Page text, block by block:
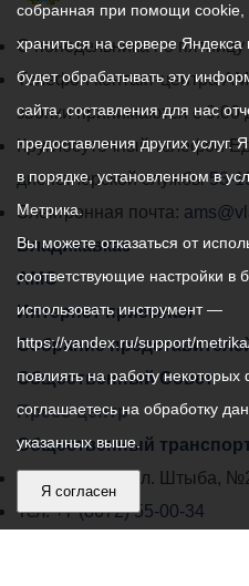
График
работы
администрации
местного
самоуправления
города
Владикавказ:
С понедельника по
Телефон контакт-центра
звонки принимаются с 9:00
Круглосуточный телефон
диспетчерской службы53-
Электронная почта:
Владикавказ
АМС
Интернет приемная
Собрание
Общественный Совет
Пресс-центр
Общественный
Владикавказ, пл. Штыба,
Тел:+7 (8672) 55-00-34
собранная при помощи cookie,
храниться на сервере
будет обрабатывать эту
сайта, составления для нас
предоставления других
в порядке, установленном в
Метрика.
Вы можете отказаться от
соответствующие настройки в
использовать инструмент —
https://yandex.ru/support/
повлиять на работу некоторых
соглашаетесь на обработку
указанных выше.
Я согласен